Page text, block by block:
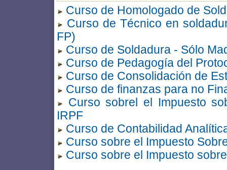
Curso de Homologado de
Curso de Técnico en
FP)
Curso de Soldadura - Sólo
Curso de Pedagogía del
Curso de Consolidación de
Curso de finanzas para no
Curso sobrel el Impuesto
IRPF
Curso de Contabilidad
Curso sobre el Impuesto
Curso sobre el Impuesto